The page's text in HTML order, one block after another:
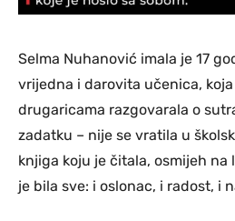
Selma Nuhanović imala je 17
vrijedna i darovita učenica,
drugaricama razgovarala o
zadatku – nije se vratila u
knjiga koju je čitala, osmijeh
je bila sve: i oslonac, i radost, i